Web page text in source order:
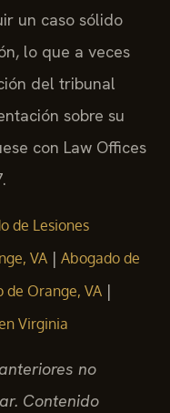
un caso sólido
lo que a veces
del tribunal
sobre su
con Law Offices
de Lesiones
VA | Abogado de
de Orange, VA |
Virginia
no
Contenido